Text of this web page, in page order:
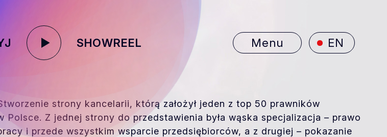
Menu EN
SHOWREEL
strony kancelarii, którą założył jeden z top 50 prawników
Polsce. Z jednej strony do przedstawienia była wąska specjalizacja – prawo
i przede wszystkim wsparcie przedsiębiorców, a z drugiej – pokazanie